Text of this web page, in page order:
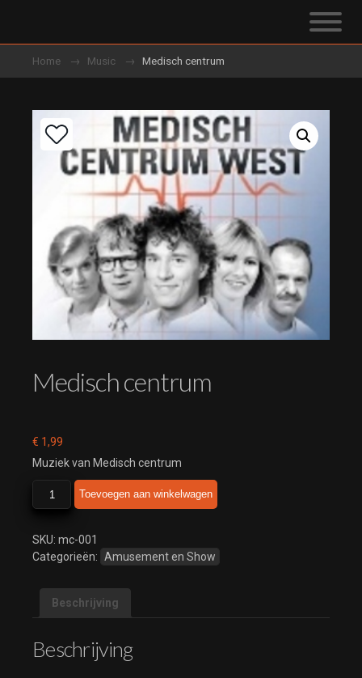
Home Music Medisch centrum
Medisch centrum
€ 1,99
Muziek van Medisch centrum
Medisch
centrum
Toevoegen aan winkelwagen
SKU: mc-001
Categorieën: Amusement en Show
Beschrijving
Beschrijving